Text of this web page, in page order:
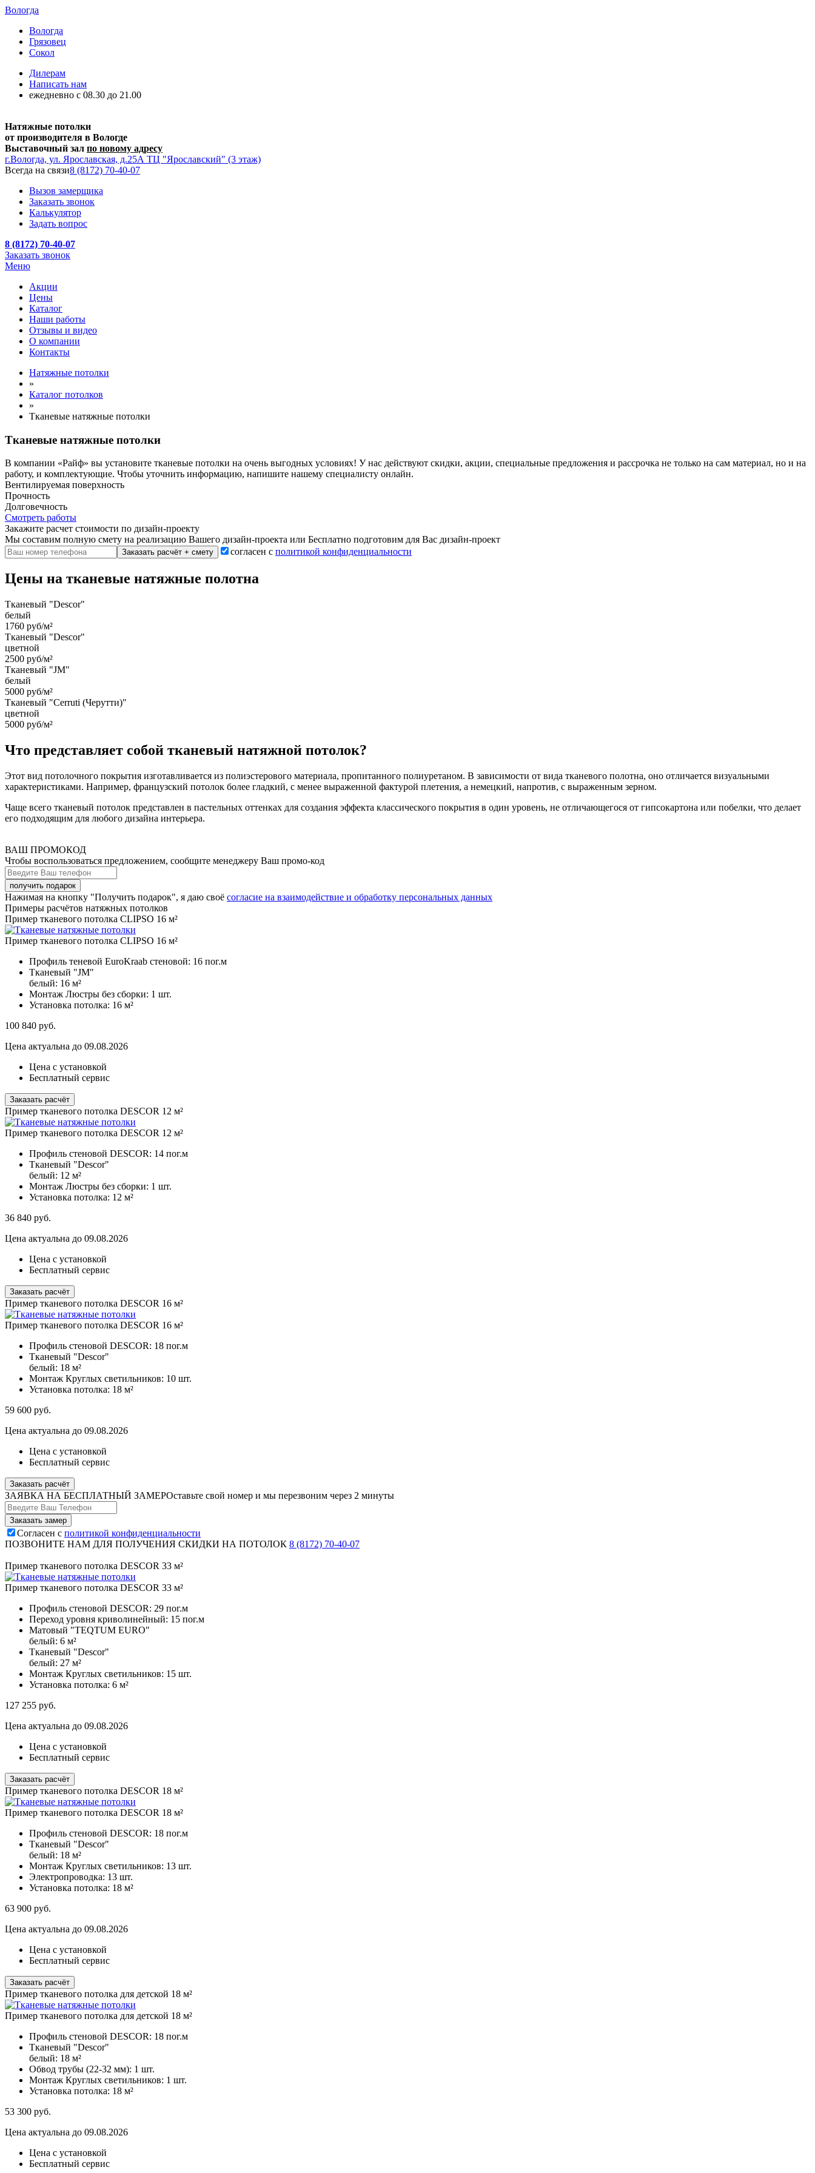
Вологда
Вологда
Грязовец
Сокол
Дилерам
Написать нам
ежедневно c 08.30 до 21.00
Натяжные потолки
от производителя в Вологде
Выставочный зал по новому адресу
г.Вологда, ул. Ярославская, д.25А ТЦ "Ярославский" (3 этаж)
Всегда на связи8 (8172) 70-40-07
Вызов замерщика
Заказать звонок
Калькулятор
Задать вопрос
8 (8172) 70-40-07
Заказать звонок
Меню
Акции
Цены
Каталог
Наши работы
Отзывы и видео
О компании
Контакты
Натяжные потолки
»
Каталог потолков
»
Тканевые натяжные потолки
Тканевые натяжные потолки
В компании «Райф» вы установите тканевые потолки на очень выгодных условиях! У нас действуют скидки, акции, специальные предложения и рассрочка не только на сам материал, но и на
работу, и комплектующие. Чтобы уточнить информацию, напишите нашему специалисту онлайн.
Вентилируемая поверхность
Прочность
Долговечность
Смотреть работы
Закажите расчет cтоимости по дизайн-проекту
Мы составим полную смету на реализацию Вашего дизайн-проекта или Бесплатно подготовим для Вас дизайн-проект
Заказать расчёт + смету согласен с политикой конфиденциальности
Цены на тканевые натяжные полотна
Тканевый "Descor"
белый
1760 руб/м²
Тканевый "Descor"
цветной
2500 руб/м²
Тканевый "JM"
белый
5000 руб/м²
Тканевый "Cerruti (Черутти)"
цветной
5000 руб/м²
Что представляет собой тканевый натяжной потолок?
Этот вид потолочного покрытия изготавливается из полиэстерового материала, пропитанного полиуретаном. В зависимости от вида тканевого полотна, оно отличается визуальными
характеристиками. Например, французский потолок более гладкий, с менее выраженной фактурой плетения, а немецкий, напротив, с выраженным зерном.
Чаще всего тканевый потолок представлен в пастельных оттенках для создания эффекта классического покрытия в один уровень, не отличающегося от гипсокартона или побелки, что делает
его подходящим для любого дизайна интерьера.
ВАШ ПРОМОКОД
Чтобы воспользоваться предложением, сообщите менеджеру Ваш промо-код
Нажимая на кнопку "Получить подарок", я даю своё согласие на взаимодействие и обработку персональных данных
Примеры расчётов натяжных потолков
Пример тканевого потолка CLIPSO 16 м²
Пример тканевого потолка CLIPSO 16 м²
Профиль теневой EuroKraab стеновой: 16 пог.м
Тканевый "JM"
белый: 16 м²
Монтаж Люстры без сборки: 1 шт.
Установка потолка: 16 м²
100 840 руб.
Цена актуальна до 09.08.2026
Цена с установкой
Бесплатный сервис
Заказать расчёт
Пример тканевого потолка DESCOR 12 м²
Пример тканевого потолка DESCOR 12 м²
Профиль стеновой DESCOR: 14 пог.м
Тканевый "Descor"
белый: 12 м²
Монтаж Люстры без сборки: 1 шт.
Установка потолка: 12 м²
36 840 руб.
Цена актуальна до 09.08.2026
Цена с установкой
Бесплатный сервис
Заказать расчёт
Пример тканевого потолка DESCOR 16 м²
Пример тканевого потолка DESCOR 16 м²
Профиль стеновой DESCOR: 18 пог.м
Тканевый "Descor"
белый: 18 м²
Монтаж Круглых светильников: 10 шт.
Установка потолка: 18 м²
59 600 руб.
Цена актуальна до 09.08.2026
Цена с установкой
Бесплатный сервис
Заказать расчёт
ЗАЯВКА НА БЕСПЛАТНЫЙ ЗАМЕРОставьте свой номер и мы перезвоним через 2 минуты
Согласен с политикой конфиденциальности
ПОЗВОНИТЕ НАМ ДЛЯ ПОЛУЧЕНИЯ СКИДКИ НА ПОТОЛОК 8 (8172) 70-40-07
Пример тканевого потолка DESCOR 33 м²
Пример тканевого потолка DESCOR 33 м²
Профиль стеновой DESCOR: 29 пог.м
Переход уровня криволинейный: 15 пог.м
Матовый "TEQTUM EURO"
белый: 6 м²
Тканевый "Descor"
белый: 27 м²
Монтаж Круглых светильников: 15 шт.
Установка потолка: 6 м²
127 255 руб.
Цена актуальна до 09.08.2026
Цена с установкой
Бесплатный сервис
Заказать расчёт
Пример тканевого потолка DESCOR 18 м²
Пример тканевого потолка DESCOR 18 м²
Профиль стеновой DESCOR: 18 пог.м
Тканевый "Descor"
белый: 18 м²
Монтаж Круглых светильников: 13 шт.
Электропроводка: 13 шт.
Установка потолка: 18 м²
63 900 руб.
Цена актуальна до 09.08.2026
Цена с установкой
Бесплатный сервис
Заказать расчёт
Пример тканевого потолка для детской 18 м²
Пример тканевого потолка для детской 18 м²
Профиль стеновой DESCOR: 18 пог.м
Тканевый "Descor"
белый: 18 м²
Обвод трубы (22-32 мм): 1 шт.
Монтаж Круглых светильников: 1 шт.
Установка потолка: 18 м²
53 300 руб.
Цена актуальна до 09.08.2026
Цена с установкой
Бесплатный сервис